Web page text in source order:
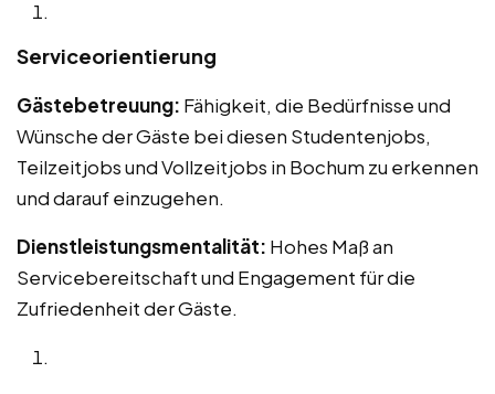
Serviceorientierung
Gästebetreuung: Fähigkeit, die Bedürfnisse und
Wünsche der Gäste bei diesen Studentenjobs,
Teilzeitjobs und Vollzeitjobs in Bochum zu erkennen
und darauf einzugehen.
Dienstleistungsmentalität: Hohes Maß an
Servicebereitschaft und Engagement für die
Zufriedenheit der Gäste.